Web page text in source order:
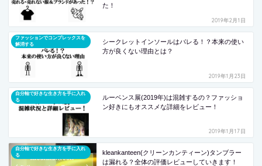
た！
2019年2月1日
ファッションでコンプレックスを
解消する
シークレットインソールはバレる！？本来の使い
方が良くない理由とは？
2019年1月23日
自分軸で好きな生き方を手に入れ
る
ルーベンス展(2019年)は混雑するの？ファッショ
ン好きにもオススメな詳細をレビュー！
2019年1月17日
自分軸で好きな生き方を手に入れ
る
kleankanteen(クリーンカンティーン)タンブラー
は漏れる？全体の評価レビューしていきます！